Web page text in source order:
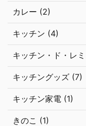
カレー (2)
キッチン (4)
キッチン・ド・レ
キッチングッズ (7)
キッチン家電 (1)
きのこ (1)